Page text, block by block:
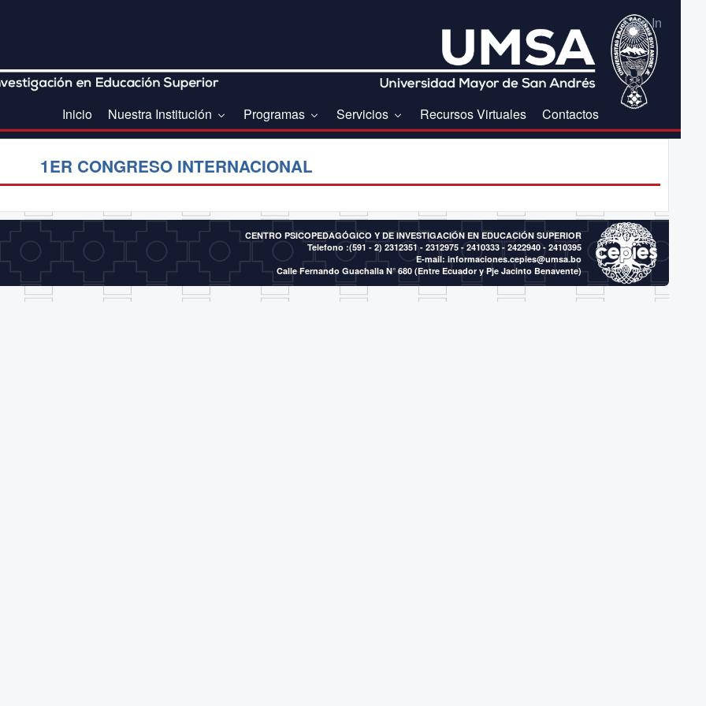
Sign In
Inicio Nuestra Institución Programas Servicios Recursos Virtuales Contactos
1ER CONGRESO INTERNACIONAL
CENTRO PSICOPEDAGÓGICO Y DE INVESTIGACIÓN EN EDUCACIÓN SUPERIOR
Telefono :(591 - 2) 2312351 - 2312975 - 2410333 - 2422940 - 2410395
E-mail:informaciones.cepies@umsa.bo
Calle Fernando Guachalla N° 680 (Entre Ecuador y Pje Jacinto Benavente)